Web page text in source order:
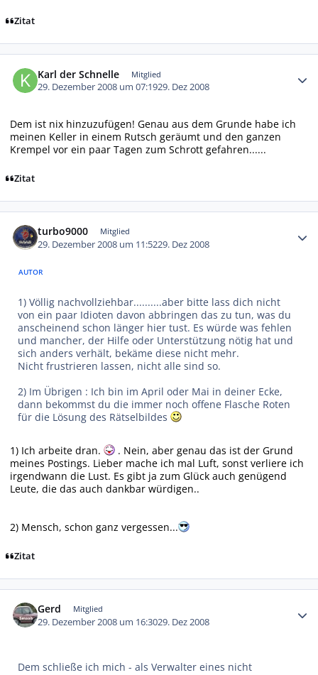
Zitat
Karl der Schnelle Mitglied
29. Dezember 2008 um 07:1929. Dez 2008
Dem ist nix hinzuzufügen! Genau aus dem Grunde habe ich
meinen Keller in einem Rutsch geräumt und den ganzen
Krempel vor ein paar Tagen zum Schrott gefahren......
Zitat
turbo9000 Mitglied
29. Dezember 2008 um 11:5229. Dez 2008
AUTOR
1) Völlig nachvollziehbar..........aber bitte lass dich nicht
von ein paar Idioten davon abbringen das zu tun, was du
anscheinend schon länger hier tust. Es würde was fehlen
und mancher, der Hilfe oder Unterstützung nötig hat und
sich anders verhält, bekäme diese nicht mehr.
Nicht frustrieren lassen, nicht alle sind so.
2) Im Übrigen : Ich bin im April oder Mai in deiner Ecke,
dann bekommst du die immer noch offene Flasche Roten
für die Lösung des Rätselbildes
1) Ich arbeite dran.
. Nein, aber genau das ist der Grund
meines Postings. Lieber mache ich mal Luft, sonst verliere ich
irgendwann die Lust. Es gibt ja zum Glück auch genügend
Leute, die das auch dankbar würdigen..
2) Mensch, schon ganz vergessen...
Zitat
Gerd Mitglied
29. Dezember 2008 um 16:3029. Dez 2008
Dem schließe ich mich - als Verwalter eines nicht